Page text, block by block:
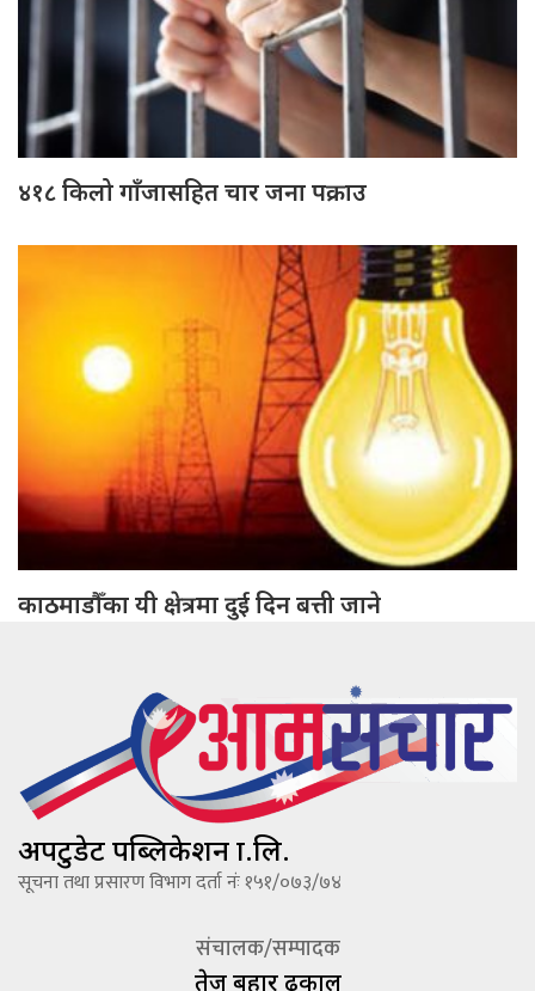
४१८ किलो गाँजासहित चार जना पक्राउ
काठमाडौँका यी क्षेत्रमा दुई दिन बत्ती जाने
अपटुडेट पब्लिकेशन प्रा.लि.
सूचना तथा प्रसारण विभाग दर्ता नंः १५१/०७३/७४
संचालक/सम्पादक
तेज बहादूर ढकाल